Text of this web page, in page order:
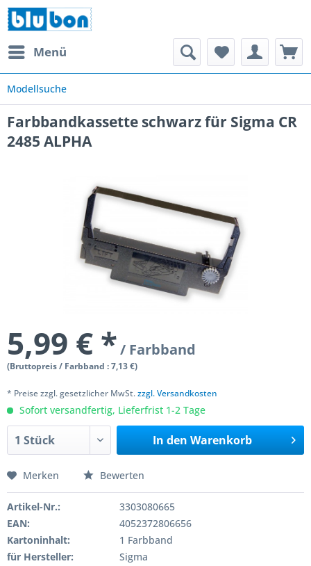
Menü
Modellsuche
Farbbandkassette schwarz für Sigma CR
2485 ALPHA
5,99 € */ Farbband
(Bruttopreis / Farbband : 7,13 €)
* Preise zzgl. gesetzlicher MwSt.zzgl. Versandkosten
Sofort versandfertig, Lieferfrist 1-2 Tage
In den Warenkorb
Merken Bewerten
Artikel-Nr.:
3303080665
EAN:
4052372806656
Kartoninhalt:
1 Farbband
für Hersteller:
Sigma